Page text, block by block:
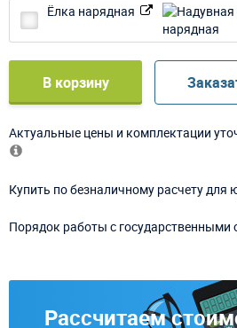
Ёлка нарядная
В корзину
Актуальные цены и комплектации
Купить по безналичному расчету для
Порядок работы с государственными
Рассчитаем